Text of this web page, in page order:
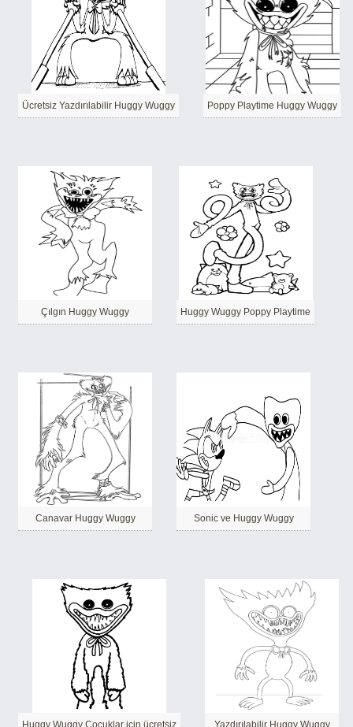
Ücretsiz Yazdırılabilir Huggy Wuggy Poppy Playtime Huggy Wuggy
Çılgın Huggy Wuggy Huggy Wuggy Poppy Playtime
Canavar Huggy Wuggy Sonic ve Huggy Wuggy
Huggy Wuggy Çocuklar için ücretsiz Yazdırılabilir Huggy Wuggy